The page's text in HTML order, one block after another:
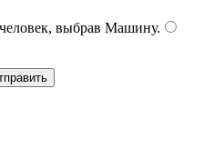
выбрав Машину.